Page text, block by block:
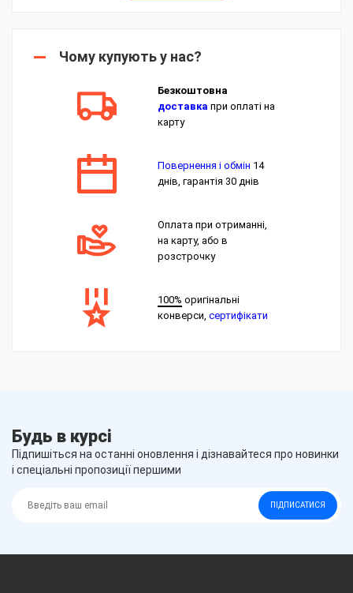
Чому купують у нас?
Безкоштовна
доставка при оплаті на
карту
Повернення і обмін 14
днів, гарантія 30 днів
Оплата при отриманні,
на карту, або в
розстрочку
100% оригінальні
конверси,сертифікати
Будь в курсі
Підпишіться на останні оновлення і дізнавайтеся про новинки
і спеціальні пропозиції першими
ПІДПИСАТИСЯ